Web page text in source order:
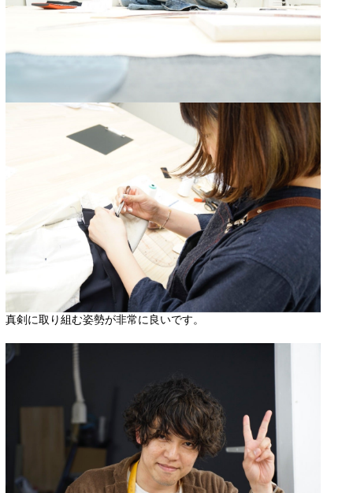
真剣に取り組む姿勢が非常に良いです。